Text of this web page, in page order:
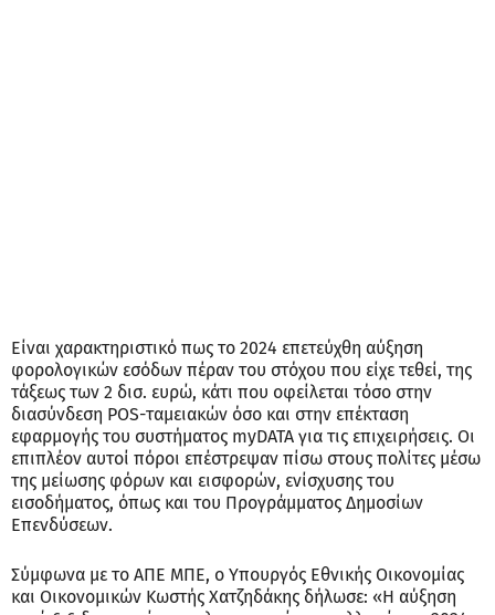
Είναι χαρακτηριστικό πως το 2024 επετεύχθη αύξηση
φορολογικών εσόδων πέραν του στόχου που είχε τεθεί, της
τάξεως των 2 δισ. ευρώ, κάτι που οφείλεται τόσο στην
διασύνδεση POS-ταμειακών όσο και στην επέκταση
εφαρμογής του συστήματος myDATA για τις επιχειρήσεις. Οι
επιπλέον αυτοί πόροι επέστρεψαν πίσω στους πολίτες μέσω
της μείωσης φόρων και εισφορών, ενίσχυσης του
εισοδήματος, όπως και του Προγράμματος Δημοσίων
Επενδύσεων.
Σύμφωνα με το ΑΠΕ ΜΠΕ, ο Υπουργός Εθνικής Οικονομίας
και Οικονομικών Κωστής Χατζηδάκης δήλωσε: «Η αύξηση